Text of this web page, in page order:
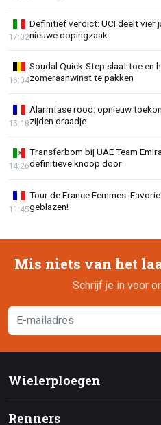
Definitief verdict: UCI deelt vier
nieuwe dopingzaak
17:02
Soudal Quick-Step slaat toe en
zomeraanwinst te pakken
16:04
Alarmfase rood: opnieuw
zijden draadje
15:18
Transferbom bij UAE Team
definitieve knoop door
14:26
Tour de France Femmes:
geblazen!
11:45
Mis niets van het
Schrijf je in voor
Wielerploegen
Renners